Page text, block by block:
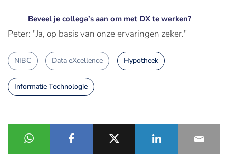
Beveel je collega’s aan om met DX te werken?
Peter: "Ja, op basis van onze ervaringen zeker."
NIBC Data eXcellence Hypotheek
Informatie Technologie